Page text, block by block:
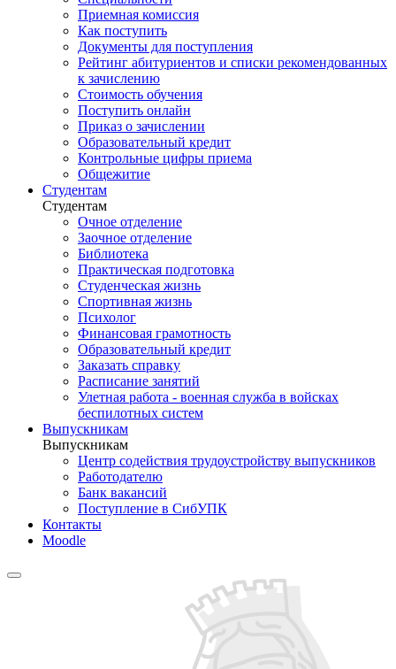
Приемная комиссия
Как поступить
Документы для поступления
Рейтинг абитуриентов и списки рекомендованных
к зачислению
Стоимость обучения
Поступить онлайн
Приказ о зачислении
Образовательный кредит
Контрольные цифры приема
Общежитие
Студентам
Студентам
Очное отделение
Заочное отделение
Библиотека
Практическая подготовка
Студенческая жизнь
Спортивная жизнь
Психолог
Финансовая грамотность
Образовательный кредит
Заказать справку
Расписание занятий
Улетная работа - военная служба в войсках
беспилотных систем
Выпускникам
Выпускникам
Центр содействия трудоустройству выпускников
Работодателю
Банк вакансий
Поступление в СибУПК
Контакты
Moodle